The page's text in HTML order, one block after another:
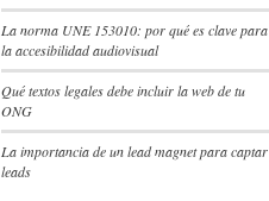
La norma UNE 153010: por qué es clave para
la accesibilidad audiovisual
Qué textos legales debe incluir la web de tu
ONG
La importancia de un lead magnet para captar
leads